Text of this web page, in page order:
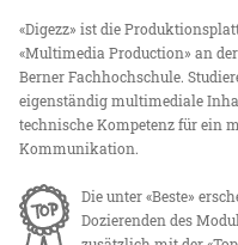
«Digezz» ist die
«Multimedia Production» an
Berner Fachhochschule.
eigenständig multimediale
technische Kompetenz für ein
Kommunikation.
Die unter «Beste»
Dozierenden des